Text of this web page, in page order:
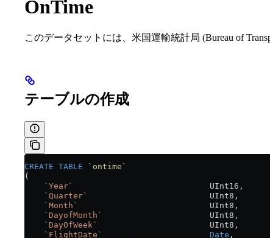
OnTime
このデータセットには、米国運輸統計局 (Bureau of
テーブルの作成
CREATE TABLE ` ontime `
(
    `Year`
                            UInt16,
    `Quarter`
                         UInt8,
    `Month`
                           UInt8,
    `DayofMonth`
                      UInt8,
    `DayOfWeek`
                       UInt8,
    `FlightDate`
                      Date
,